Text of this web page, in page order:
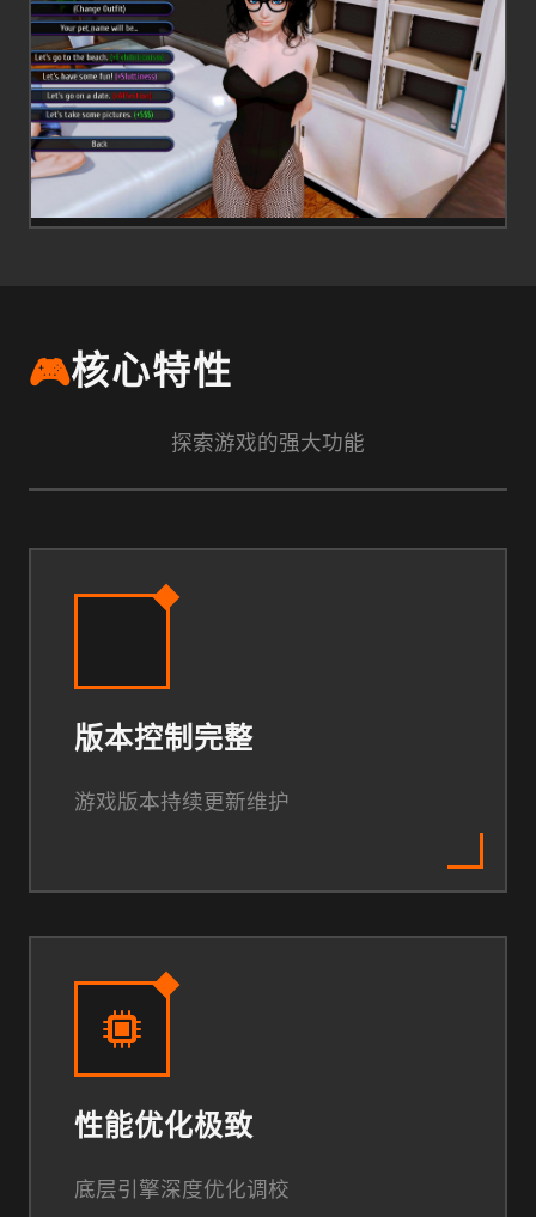
🎮核心特性
探索游戏的强大功能
版本控制完整
游戏版本持续更新维护
性能优化极致
底层引擎深度优化调校